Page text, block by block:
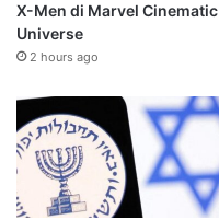
X-Men di Marvel Cinematic
Universe
2 hours ago